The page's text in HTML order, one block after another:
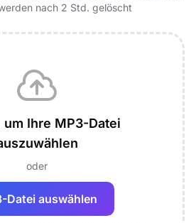
nach 2 Std. gelöscht
Ihre MP3-Datei
oder
Datei auswählen